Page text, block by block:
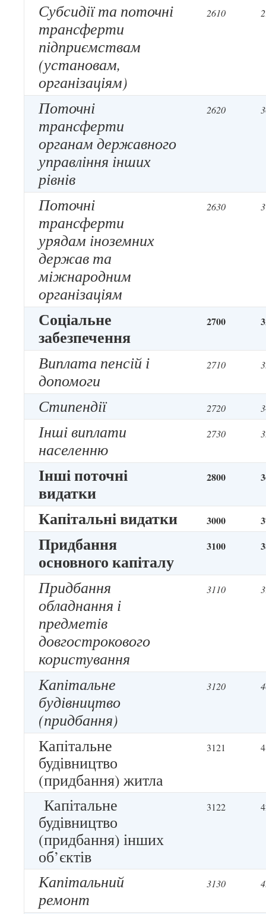
Субсидії та поточні
трансферти
підприємствам
(установам,
організаціям)
2610
Поточні
трансферти
органам державного
управління інших
рівнів
2620
Поточні
трансферти
урядам іноземних
держав та
міжнародним
організаціям
2630
Соціальне
забезпечення
2700
Виплата пенсій і
допомоги
2710
Стипендії 2720
Інші виплати
населенню
2730
Інші поточні
видатки
2800
Капітальні видатки 3000
Придбання
основного капіталу
3100
Придбання
обладнання і
предметів
довгострокового
користування
3110
Капітальне
будівництво
(придбання)
3120
Капітальне
будівництво
(придбання) житла
3121
Капітальне
будівництво
(придбання) інших
об’єктів
3122
Капітальний
ремонт
3130